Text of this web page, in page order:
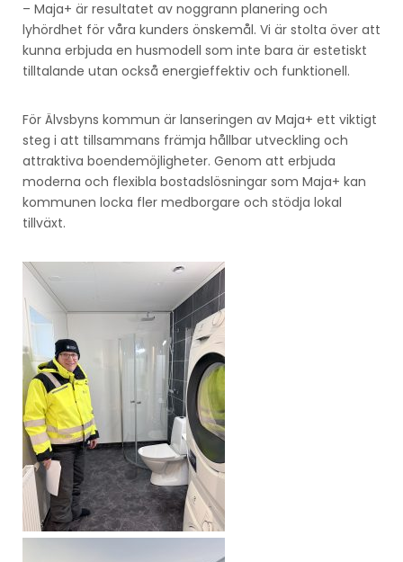
– Maja+ är resultatet av noggrann planering och
lyhördhet för våra kunders önskemål. Vi är stolta över att
kunna erbjuda en husmodell som inte bara är estetiskt
tilltalande utan också energieffektiv och funktionell.
För Älvsbyns kommun är lanseringen av Maja+ ett viktigt
steg i att tillsammans främja hållbar utveckling och
attraktiva boendemöjligheter. Genom att erbjuda
moderna och flexibla bostadslösningar som Maja+ kan
kommunen locka fler medborgare och stödja lokal
tillväxt.